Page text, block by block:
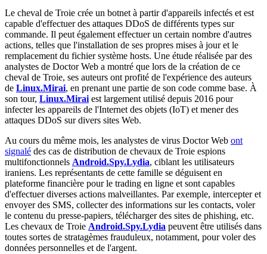
Le cheval de Troie crée un botnet à partir d'appareils infectés et est
capable d'effectuer des attaques DDoS de différents types sur
commande. Il peut également effectuer un certain nombre d'autres
actions, telles que l'installation de ses propres mises à jour et le
remplacement du fichier système hosts. Une étude réalisée par des
analystes de Doctor Web a montré que lors de la création de ce
cheval de Troie, ses auteurs ont profité de l'expérience des auteurs
de Linux.Mirai, en prenant une partie de son code comme base. À
son tour, Linux.Mirai est largement utilisé depuis 2016 pour
infecter les appareils de l'Internet des objets (IoT) et mener des
attaques DDoS sur divers sites Web.
Au cours du même mois, les analystes de virus Doctor Web ont
signalé des cas de distribution de chevaux de Troie espions
multifonctionnels Android.Spy.Lydia, ciblant les utilisateurs
iraniens. Les représentants de cette famille se déguisent en
plateforme financière pour le trading en ligne et sont capables
d'effectuer diverses actions malveillantes. Par exemple, intercepter et
envoyer des SMS, collecter des informations sur les contacts, voler
le contenu du presse-papiers, télécharger des sites de phishing, etc.
Les chevaux de Troie Android.Spy.Lydia peuvent être utilisés dans
toutes sortes de stratagèmes frauduleux, notamment, pour voler des
données personnelles et de l'argent.